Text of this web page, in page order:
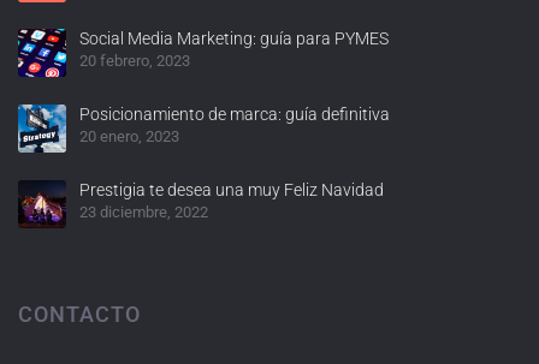
Social Media Marketing: guía para PYMES
20 febrero, 2023
Posicionamiento de marca: guía definitiva
20 enero, 2023
Prestigia te desea una muy Feliz Navidad
23 diciembre, 2022
CONTACTO